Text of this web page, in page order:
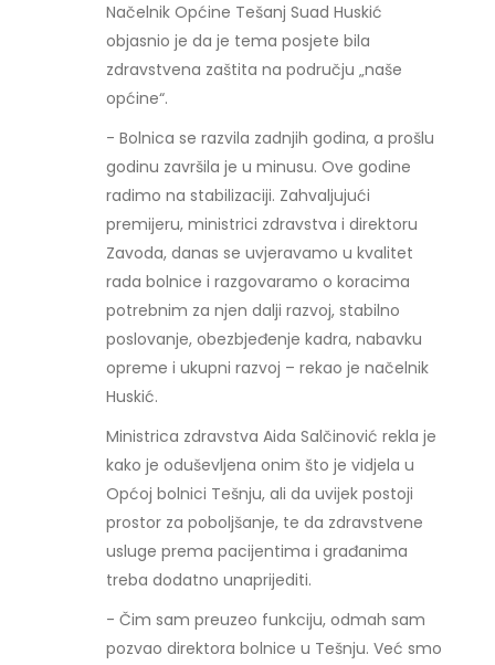
Načelnik Općine Tešanj Suad Huskić
objasnio je da je tema posjete bila
zdravstvena zaštita na području „naše
općine“.
- Bolnica se razvila zadnjih godina, a prošlu
godinu završila je u minusu. Ove godine
radimo na stabilizaciji. Zahvaljujući
premijeru, ministrici zdravstva i direktoru
Zavoda, danas se uvjeravamo u kvalitet
rada bolnice i razgovaramo o koracima
potrebnim za njen dalji razvoj, stabilno
poslovanje, obezbjeđenje kadra, nabavku
opreme i ukupni razvoj – rekao je načelnik
Huskić.
Ministrica zdravstva Aida Salčinović rekla je
kako je oduševljena onim što je vidjela u
Općoj bolnici Tešnju, ali da uvijek postoji
prostor za poboljšanje, te da zdravstvene
usluge prema pacijentima i građanima
treba dodatno unaprijediti.
- Čim sam preuzeo funkciju, odmah sam
pozvao direktora bolnice u Tešnju. Već smo